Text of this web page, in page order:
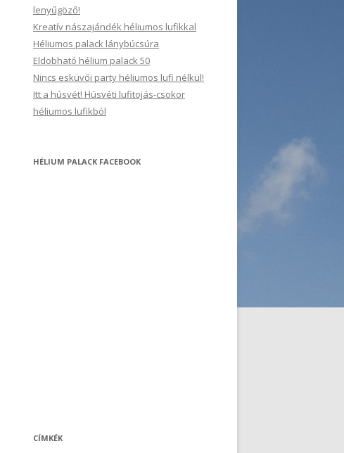
lenyűgöző!
Kreatív nászajándék héliumos lufikkal
Héliumos palack lánybúcsúra
Eldobható hélium palack 50
Nincs esküvői party héliumos lufi nélkül!
Itt a húsvét! Húsvéti lufitojás-csokor
héliumos lufikból
HÉLIUM PALACK FACEBOOK
CÍMKÉK